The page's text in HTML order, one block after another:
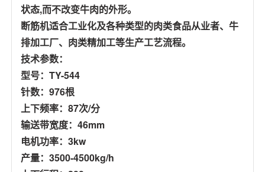
状态,而不改变牛肉的外形。
断筋机适合工业化及各种类型的肉类食品从业者、牛
排加工厂、肉类精加工等生产工艺流程。
技术参数：
型号：TY-544
针数：976根
上下频率：87次/分
输送带宽度：46mm
电机功率：3kw
产量：3500-4500kg/h